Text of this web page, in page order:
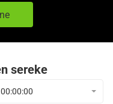
sereke